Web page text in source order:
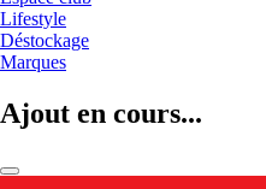
Lifestyle
Déstockage
Marques
Ajout en cours...